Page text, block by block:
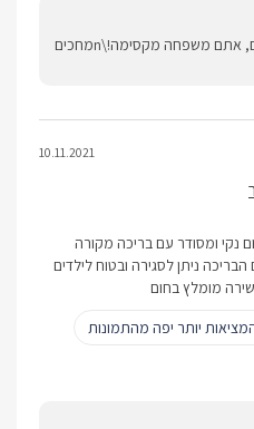
תודה לכם, היה תענוג לארח אתכם, אתם משפחה מקסימה!\nמחכים
10.11.2021
נקי ומסודר עם בריכה מקורה
ניתן לסגירה ובטוח לילדים
מומלץ בחום
יותר יפה מהתמונות